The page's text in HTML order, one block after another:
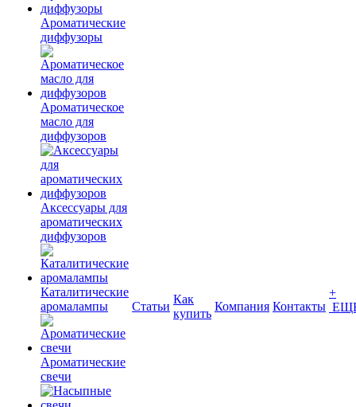
Ароматические
диффузоры
Ароматическое
масло для
диффузоров
Аксессуары для
ароматических
диффузоров
Каталитические
аромалампы
Ароматические
свечи
Статьи
Как
купить
Компания Контакты
+